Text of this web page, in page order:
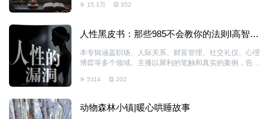
着就跌进梦乡，一夜安稳无梦，清晨醒来像泡过温水澡，
15.1万 352
人性黑皮书：那些985不会教你的法则I高智商
本专辑涵盖职场、人际关系、财富管理、社交礼仪、心理
博弈等多个领域。主播以犀利的笔触和真实的案例，告诉
关系中游刃有余，如何在财富的游戏中占据主动。
5114 202
动物森林小镇|暖心哄睡故事